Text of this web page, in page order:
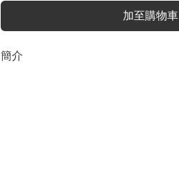
加至購物車
簡介